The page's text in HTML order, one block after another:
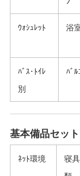
ｳｫｼｭﾚｯﾄ 浴
ﾊﾞｽ･ﾄｲﾚ
別
ﾊﾞﾙ
基本備品セット
ﾈｯﾄ環境 寝